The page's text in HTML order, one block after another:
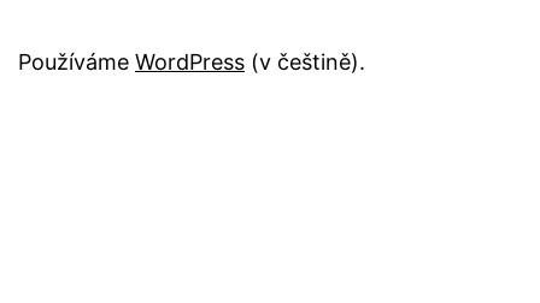
Používáme WordPress (v češtině).